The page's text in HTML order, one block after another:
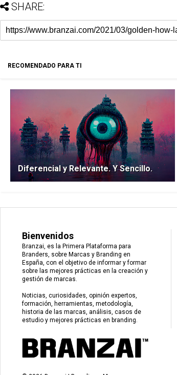
SHARE:
RECOMENDADO PARA TI
Diferencial y Relevante. Y Sencillo.
Bienvenidos
Branzai, es la Primera Plataforma para
Branders, sobre Marcas y Branding en
España, con el objetivo de informar y formar
sobre las mejores prácticas en la creación y
gestión de marcas.
Noticias, curiosidades, opinión expertos,
formación, herramientas, metodología,
historia de las marcas, análisis, casos de
estudio y mejores prácticas en branding.